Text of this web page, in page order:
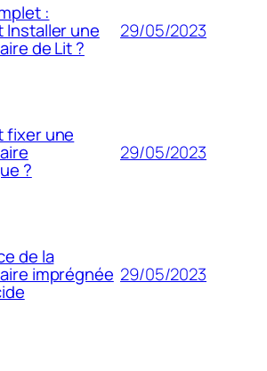
:
Installer une
de Lit ?
29/05/2023
fixer une
?
29/05/2023
de la
imprégnée 29/05/2023